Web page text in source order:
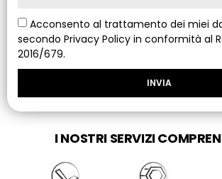
Acconsento al trattamento dei miei
secondo Privacy Policy in conformità al
2016/679.
INVIA
I NOSTRI SERVIZI